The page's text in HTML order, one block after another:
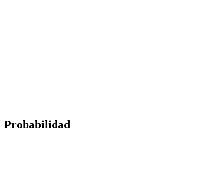
Probabilidad